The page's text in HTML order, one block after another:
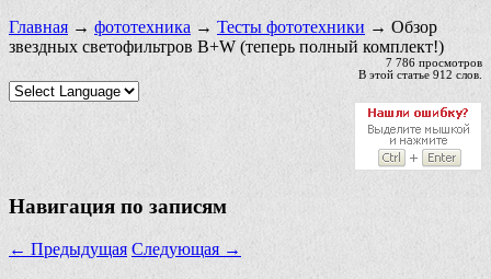
Главная → фототехника → Тесты фототехники → Обзор
звездных светофильтров B+W (теперь полный комплект!)
7 786 просмотров
В этой статье 912 слов.
Навигация по записям
← Предыдущая Следующая →